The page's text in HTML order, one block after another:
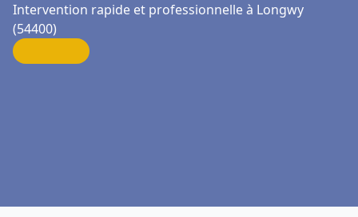
Intervention rapide et professionnelle à Longwy
(54400)